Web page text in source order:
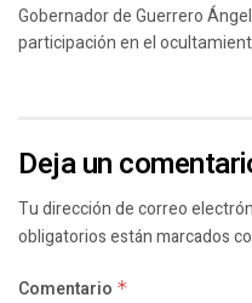
Gobernador de Guerrero
participación en el
Deja un
Tu dirección de correo
obligatorios están marcados
Comentario *